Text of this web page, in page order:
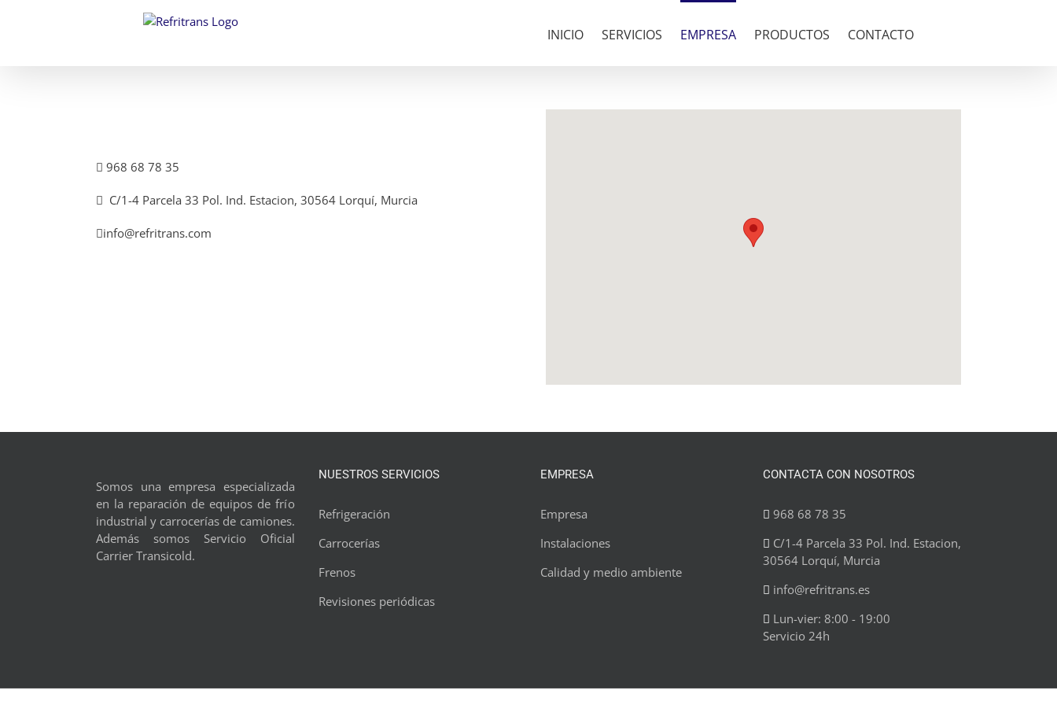
INICIO SERVICIOS EMPRESA PRODUCTOS CONTACTO
968 68 78 35
C/1-4 Parcela 33 Pol. Ind. Estacion, 30564 Lorquí, Murcia
info@refritrans.com
Somos una empresa especializada
en la reparación de equipos de frío
industrial y carrocerías de camiones.
Además somos Servicio Oficial
Carrier Transicold.
NUESTROS SERVICIOS
Refrigeración
Carrocerías
Frenos
Revisiones periódicas
EMPRESA
Empresa
Instalaciones
Calidad y medio ambiente
CONTACTA CON NOSOTROS
968 68 78 35
C/1-4 Parcela 33 Pol. Ind. Estacion,
30564 Lorquí, Murcia
info@refritrans.es
Lun-vier: 8:00 - 19:00
Servicio 24h